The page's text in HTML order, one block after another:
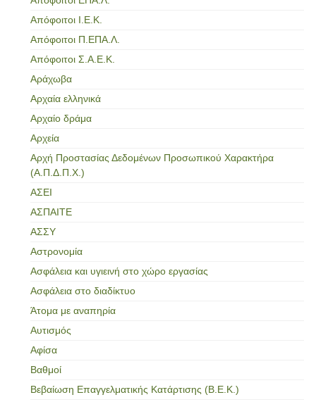
Απόφοιτοι Ι.Ε.Κ.
Απόφοιτοι Π.ΕΠΑ.Λ.
Απόφοιτοι Σ.Α.Ε.Κ.
Αράχωβα
Αρχαία ελληνικά
Αρχαίο δράμα
Αρχεία
Αρχή Προστασίας Δεδομένων Προσωπικού Χαρακτήρα
(Α.Π.Δ.Π.Χ.)
ΑΣΕΙ
ΑΣΠΑΙΤΕ
ΑΣΣΥ
Αστρονομία
Ασφάλεια και υγιεινή στο χώρο εργασίας
Ασφάλεια στο διαδίκτυο
Άτομα με αναπηρία
Αυτισμός
Αφίσα
Βαθμοί
Βεβαίωση Επαγγελματικής Κατάρτισης (Β.Ε.Κ.)